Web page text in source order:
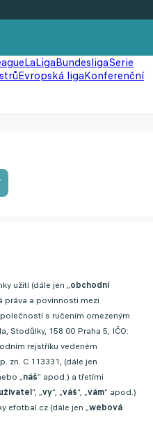
LaLigaBundesligaSerie
Evropská ligaKonferenční
užití (dále jen „obchodní
práva a povinnosti mezi
s ručením omezeným
Stodůlky, 158 00 Praha 5, IČO:
rejstříku vedeném
zn. C 113331, (dále jen
„náš“ apod.) a třetími
uživatel“, „vy“, „váš“, „vám“ apod.)
efotbal.cz (dále jen „webová